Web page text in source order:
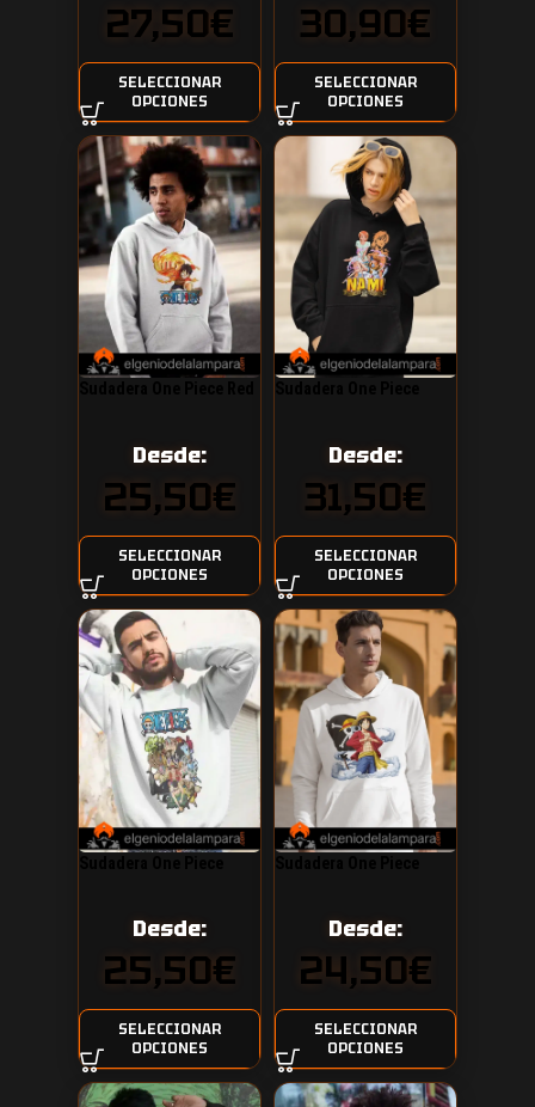
27,50€
SELECCIONAR
OPCIONES
30,90€
SELECCIONAR
OPCIONES
Desde:
25,50€
SELECCIONAR
OPCIONES
Desde:
31,50€
SELECCIONAR
OPCIONES
Desde:
25,50€
SELECCIONAR
OPCIONES
Desde:
24,50€
SELECCIONAR
OPCIONES